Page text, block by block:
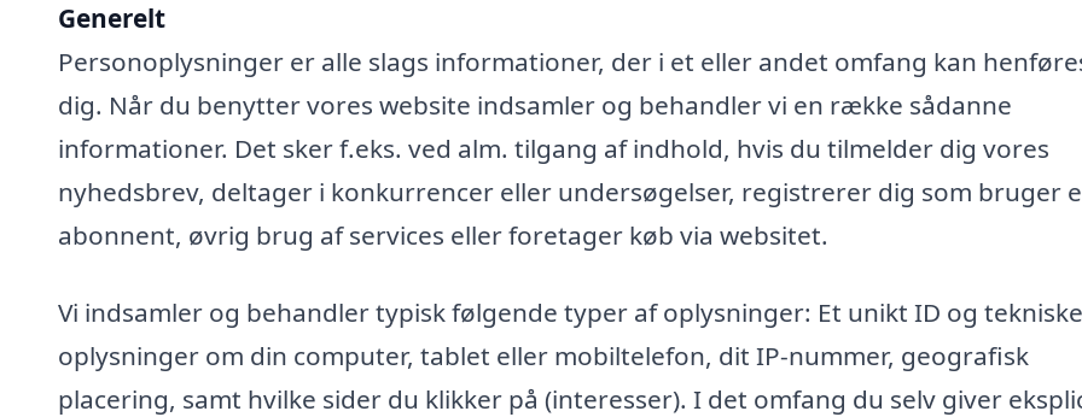
Generelt
Personoplysninger er alle slags informationer, der i et eller andet omfang kan
dig. Når du benytter vores website indsamler og behandler vi en række sådanne
informationer. Det sker f.eks. ved alm. tilgang af indhold, hvis du tilmelder dig vores
nyhedsbrev, deltager i konkurrencer eller undersøgelser, registrerer dig som bruger
abonnent, øvrig brug af services eller foretager køb via websitet.
Vi indsamler og behandler typisk følgende typer af oplysninger: Et unikt ID og tekniske
oplysninger om din computer, tablet eller mobiltelefon, dit IP-nummer, geografisk
placering, samt hvilke sider du klikker på (interesser). I det omfang du selv giver